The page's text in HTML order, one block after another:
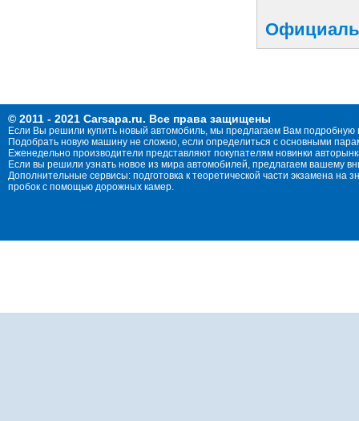
© 2011 - 2021 Carsapa.ru. Все права защищены
Если Вы решили купить новый автомобиль, мы предлагаем Вам
Подобрать новую машину не сложно, если определиться с основными
Еженедельно производители представляют покупателям новинки
Если вы решили узнать новое из мира автомобилей, предлагаем вашему
Дополнительные сервисы: подготовка к теоретической части экзамена
пробок с помощью дорожных камер.